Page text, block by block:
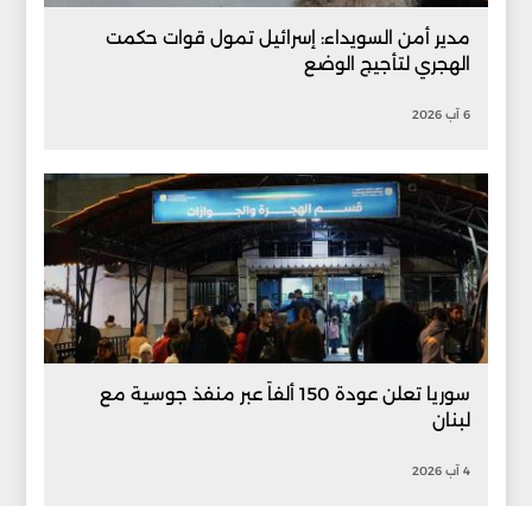
مدير أمن السويداء: إسرائيل تمول قوات حكمت
الهجري لتأجيج الوضع
6 آب 2026
سوريا تعلن عودة 150 ألفاً عبر منفذ جوسية مع
لبنان
4 آب 2026